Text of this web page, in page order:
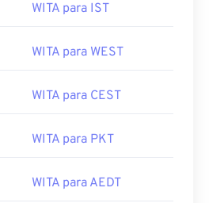
WITA para IST
WITA para WEST
WITA para CEST
WITA para PKT
WITA para AEDT